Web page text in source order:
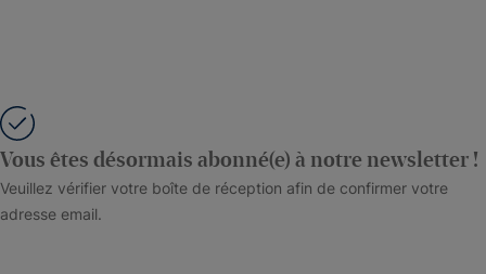
Vous êtes désormais abonné(e) à notre newsletter !
Veuillez vérifier votre boîte de réception afin de confirmer votre
adresse email.